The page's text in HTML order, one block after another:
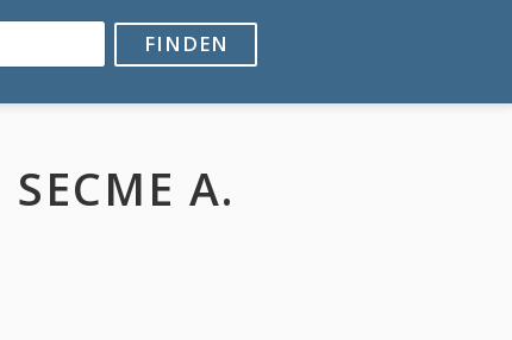
FINDEN
A.